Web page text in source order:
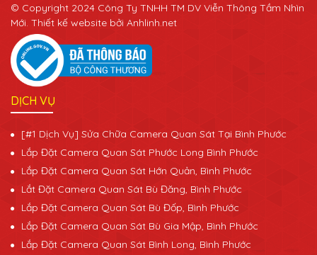
© Copyright 2024 Công Ty TNHH TM DV Viễn Thông Tầm Nhìn
Mới. Thiết kế website bởi Anhlinh.net
DỊCH VỤ
[#1 Dịch Vụ] Sửa Chữa Camera Quan Sát Tại Bình Phước
Lắp Đặt Camera Quan Sát Phước Long Bình Phước
Lắp Đặt Camera Quan Sát Hớn Quản, Bình Phước
Lắt Đặt Camera Quan Sát Bù Đăng, Bình Phước
Lắp Đặt Camera Quan Sát Bù Đốp, Bình Phước
Lắp Đặt Camera Quan Sát Bù Gia Mập, Bình Phước
Lắp Đặt Camera Quan Sát Bình Long, Bình Phước